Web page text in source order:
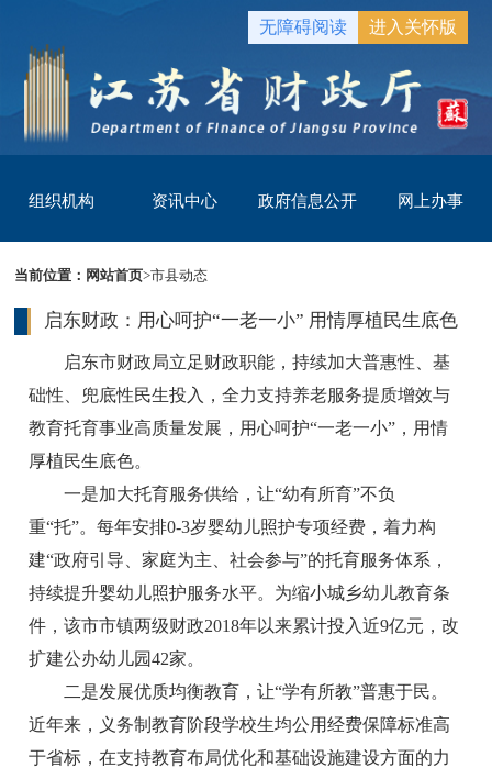
无障碍阅读 进入关怀版
组织机构 资讯中心 政府信息公开 网上办事
当前位置： 网站首页>市县动态
启东财政：用心呵护“一老一小” 用情厚植民生底色
启东市财政局立足财政职能，持续加大普惠性、基
础性、兜底性民生投入，全力支持养老服务提质增效与
教育托育事业高质量发展，用心呵护“一老一小”，用情
厚植民生底色。
一是加大托育服务供给，让“幼有所育”不负
重“托”。每年安排0-3岁婴幼儿照护专项经费，着力构
建“政府引导、家庭为主、社会参与”的托育服务体系，
持续提升婴幼儿照护服务水平。为缩小城乡幼儿教育条
件，该市市镇两级财政2018年以来累计投入近9亿元，改
扩建公办幼儿园42家。
二是发展优质均衡教育，让“学有所教”普惠于民。
近年来，义务制教育阶段学校生均公用经费保障标准高
于省标，在支持教育布局优化和基础设施建设方面的力